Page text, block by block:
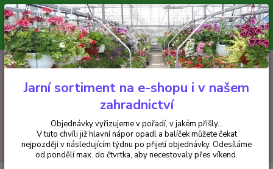
Minimální hodnota pro odeslání z e-shopu je 300 Kč.
V tuto chvíli již hlavní nápor objednávek opadl a balíček můžete čekat
nejpozději v následujícím týdnu po přijetí objednávky. Objednávky
vyřizujeme v pořadí, v jakém přišly...
CZK
Hledat
+420 602 223 614 0ks
za0 Kč
Jarní sortiment na e-shopu i v našem
zahradnictví
Objednávky vyřizujeme v pořadí, v jakém přišly...
V tuto chvíli již hlavní nápor opadl a balíček můžete čekat
nejpozději v následujícím týdnu po přijetí objednávky. Odesíláme
od pondělí max. do čtvrtka, aby necestovaly přes víkend.